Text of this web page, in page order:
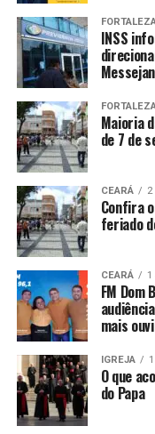
INSS
Maioria
de 7 de
CEARÁ 2
Confira
feriado
CEARÁ 1
FM Dom
mais
IGREJA
O que
do Papa